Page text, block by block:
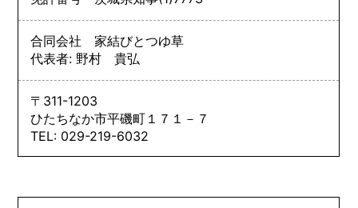
合同会社 家結びとつゆ草
代表者: 野村 貴弘
〒311-1203
ひたちなか市平磯町１７１－７
TEL: 029-219-6032